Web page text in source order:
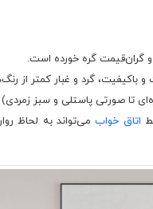
گران‌قیمت گره خورده است.
و باکیفیت، گرد و غبار کمتر از
تا صورتی پاستلی و سبز
اتاق خوابمی‌تواند به لحاظ